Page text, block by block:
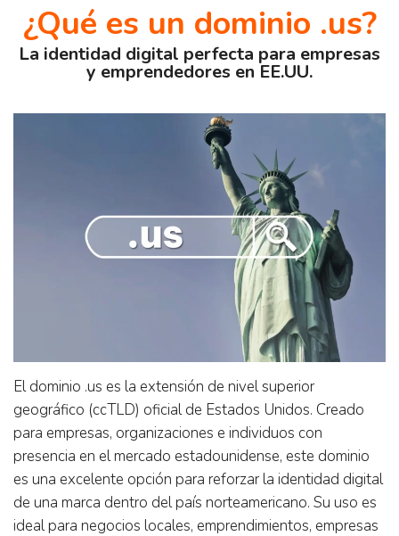
¿Qué es un dominio .us?
La identidad digital perfecta para empresas
y emprendedores en EE.UU.
El dominio .us es la extensión de nivel superior
geográfico (ccTLD) oficial de Estados Unidos. Creado
para empresas, organizaciones e individuos con
presencia en el mercado estadounidense, este dominio
es una excelente opción para reforzar la identidad digital
de una marca dentro del país norteamericano. Su uso es
ideal para negocios locales, emprendimientos, empresas